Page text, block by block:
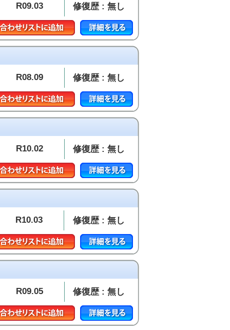
R09.03 修復歴 : 無し
R08.09 修復歴 : 無し
R10.02 修復歴 : 無し
R10.03 修復歴 : 無し
R09.05 修復歴 : 無し